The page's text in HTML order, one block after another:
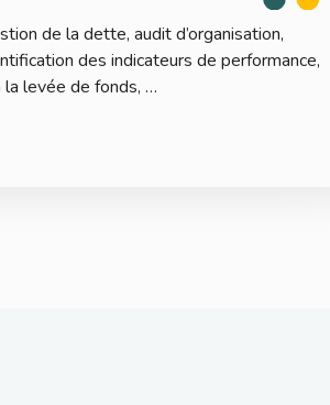
de la dette, audit d’organisation,
des indicateurs de performance,
levée de fonds, …